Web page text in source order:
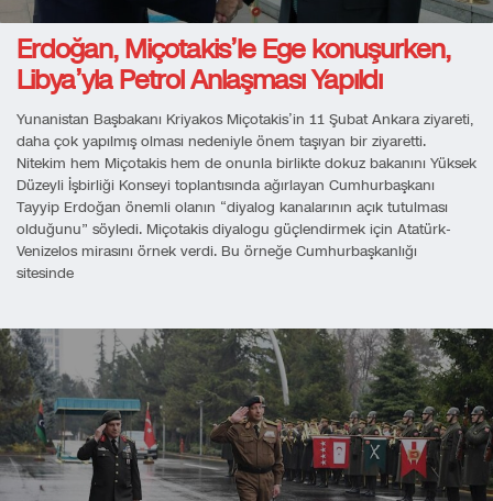
Erdoğan, Miçotakis’le Ege konuşurken,
Libya’yla Petrol Anlaşması Yapıldı
Yunanistan Başbakanı Kriyakos Miçotakis’in 11 Şubat Ankara ziyareti,
daha çok yapılmış olması nedeniyle önem taşıyan bir ziyaretti.
Nitekim hem Miçotakis hem de onunla birlikte dokuz bakanını Yüksek
Düzeyli İşbirliği Konseyi toplantısında ağırlayan Cumhurbaşkanı
Tayyip Erdoğan önemli olanın “diyalog kanalarının açık tutulması
olduğunu” söyledi. Miçotakis diyalogu güçlendirmek için Atatürk-
Venizelos mirasını örnek verdi. Bu örneğe Cumhurbaşkanlığı
sitesinde